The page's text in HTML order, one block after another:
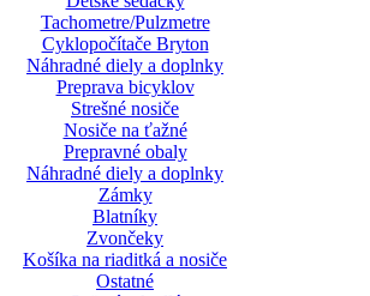
Tachometre/Pulzmetre
Cyklopočítače Bryton
Náhradné diely a doplnky
Preprava bicyklov
Strešné nosiče
Nosiče na ťažné
Prepravné obaly
Náhradné diely a doplnky
Zámky
Blatníky
Zvončeky
Košíka na riaditká a nosiče
Ostatné